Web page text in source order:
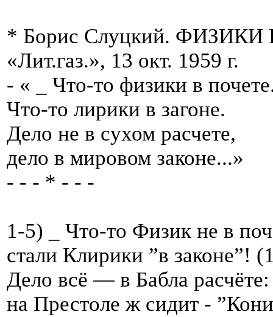
* Борис Слуцкий.
«Лит.газ.», 13 окт. 1959 г.
- « _ Что-то физики в
Что-то лирики в загоне.
Дело не в сухом расчете,
дело в мировом законе...»
- - - * - - -
1-5) _ Что-то Физик не в
стали Клирики ”в законе”!
Дело всё — в Бабла расчёте:
на Престоле ж сидит -